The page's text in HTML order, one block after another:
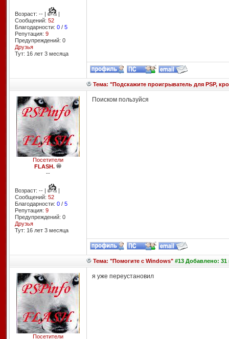
Возраст: -- |
|
Сообщений: 52
Благодарности: 0/ 5
Репутация: 9
Предупреждений: 0
Друзья
Тут: 16 лет 3 месяцa
Тема: "Подскажите проигрыватель для PSP,
Посетители
FLASH.
--
Возраст: -- |
|
Сообщений: 52
Благодарности: 0/ 5
Репутация: 9
Предупреждений: 0
Друзья
Тут: 16 лет 3 месяцa
Поиском пользуйся
Тема: "Помогите с Windows"#13 Добавлено: 31
Посетители
я уже переустановил